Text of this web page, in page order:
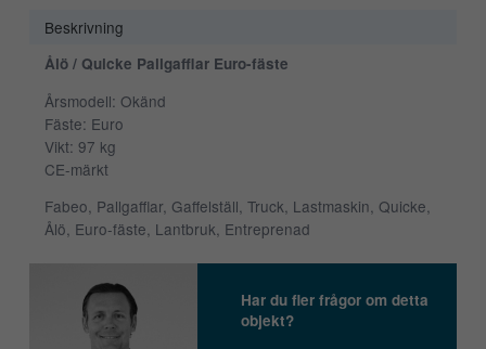
Beskrivning
Ålö / Quicke Pallgafflar Euro-fäste
Årsmodell: Okänd
Fäste: Euro
Vikt: 97 kg
CE-märkt
Fabeo, Pallgafflar, Gaffelställ, Truck, Lastmaskin, Quicke,
Ålö, Euro-fäste, Lantbruk, Entreprenad
Har du fler frågor om detta
objekt?